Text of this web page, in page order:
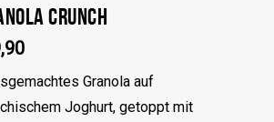
CRUNCH
Granola auf
Joghurt, getoppt mit